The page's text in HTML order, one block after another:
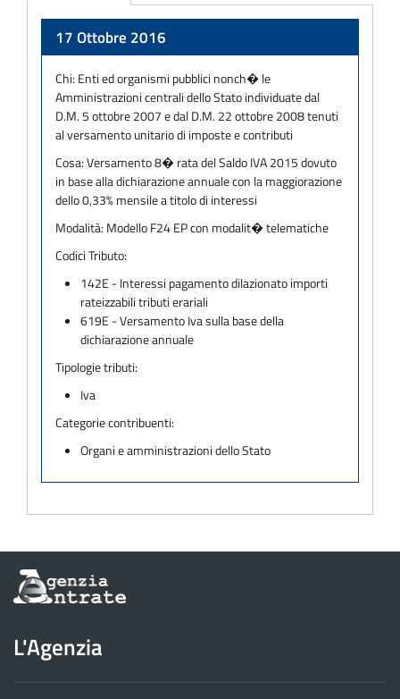
17 Ottobre 2016
Chi: Enti ed organismi pubblici nonch� le
Amministrazioni centrali dello Stato individuate dal
D.M. 5 ottobre 2007 e dal D.M. 22 ottobre 2008 tenuti
al versamento unitario di imposte e contributi
Cosa:Versamento 8� rata del Saldo IVA 2015 dovuto
in base alla dichiarazione annuale con la maggiorazione
dello 0,33% mensile a titolo di interessi
Modalità: Modello F24 EP con modalit� telematiche
Codici Tributo:
142E - Interessi pagamento dilazionato importi
rateizzabili tributi erariali
619E - Versamento Iva sulla base della
dichiarazione annuale
Tipologie tributi:
Iva
Categorie contribuenti:
Organi e amministrazioni dello Stato
Informazioni
sul
dell'Agenzia
delle
Entrate
L'Agenzia